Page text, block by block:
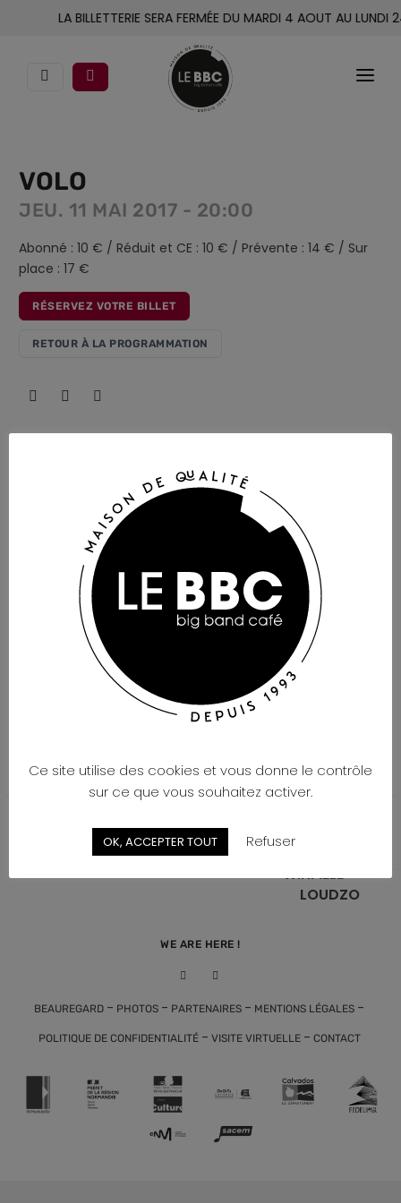
LA BILLETTERIE SERA FERMÉE DU MARDI 4 AOUT AU LUNDI
LE BBC
ACTIONS CULTURELLES
INFOS PRATIQUES
VOLO
JEU. 11 MAI 2017 - 20:00
Abonné : 10 € / Réduit et CE : 10 € / Prévente : 14 € / Sur
place : 17 €
RÉSERVEZ VOTRE BILLET
RETOUR À LA PROGRAMMATION
amoureux, sont autant de sujets qu’ils mélangent à leur
volonté de comprendre les enjeux d’un système
économique globalisé et ses conséquences sur la vie de
tous les jours. Après 20 représentations au Festival Off
d’Avignon à guichets fermés dans le cadre de leur
sélection Talents Adami, les frangins Frédo et Olive sont
heureux de reprendre la route ! Accompagnés de leur
camarade de toujours Hugo Barbet dans une formule
simple et évidente comme un clin d’oeil à leur tout
début, les Volo présenteront un florilège de chansons
dans des versions épurées et mélodiques tout en
JUST PLAY IT
Release Party
WINFIELD +
LOUDZO
WE ARE HERE !
BEAUREGARD - PHOTOS - PARTENAIRES - MENTIONS LÉGALES -
POLITIQUE DE CONFIDENTIALITÉ - VISITE VIRTUELLE - CONTACT
Ce site utilise des cookies et vous donne le contrôle
sur ce que vous souhaitez activer.
OK, ACCEPTER TOUT Refuser